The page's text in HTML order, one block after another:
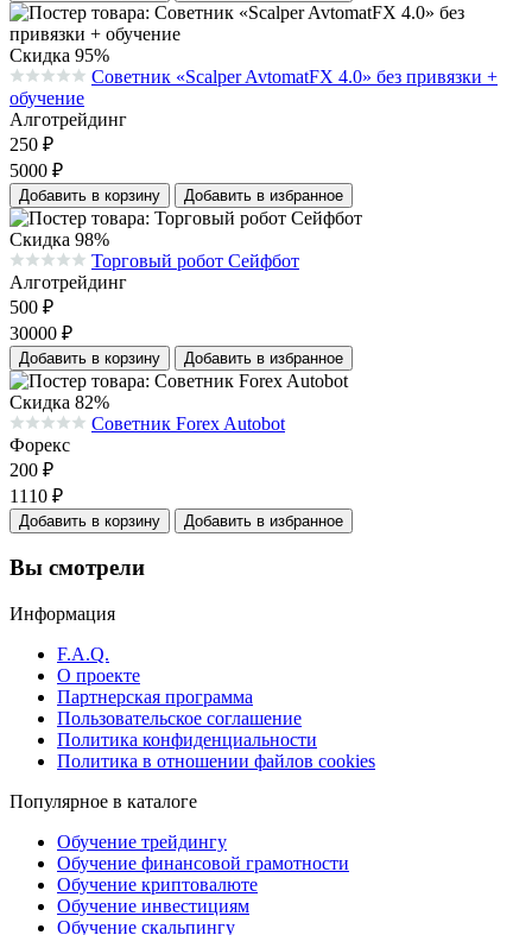
Скидка 95%
Средняя оценка 0.0 из 5 на основании 0 голосов
Советник «Scalper AvtomatFX 4.0» без привязки +
обучение
Алготрейдинг
250 ₽
5000 ₽
Добавить в корзину Добавить в избранное
Скидка 98%
Средняя оценка 0.0 из 5 на основании 0 голосов
Торговый робот Сейфбот
Алготрейдинг
500 ₽
30000 ₽
Добавить в корзину Добавить в избранное
Скидка 82%
Средняя оценка 0.0 из 5 на основании 0 голосов
Советник Forex Autobot
Форекс
200 ₽
1110 ₽
Добавить в корзину Добавить в избранное
Вы смотрели
Информация
F.A.Q.
О проекте
Партнерская программа
Пользовательское соглашение
Политика конфиденциальности
Политика в отношении файлов cookies
Популярное в каталоге
Обучение трейдингу
Обучение финансовой грамотности
Обучение криптовалюте
Обучение инвестициям
Обучение скальпингу